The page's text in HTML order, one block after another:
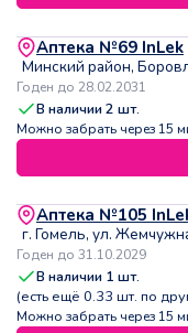
Аптека №69 InLek
Минский район,
Годен до 28.02.2031
В наличии2 шт.
Можно забрать через 15
Аптека №105
г. Гомель, ул.
Годен до 31.10.2029
В наличии 1 шт.
(есть ещё 0.33 шт. по
Можно забрать через 15